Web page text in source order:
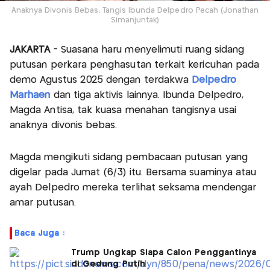
Anaknya Divonis Bebas, Tangis Ibunda Delpedro Pecah (Jonathan
Simanjuntak)
JAKARTA- Suasana haru menyelimuti ruang sidang
putusan perkara penghasutan terkait kericuhan pada
demo Agustus 2025 dengan terdakwa Delpedro
Marhaen dan tiga aktivis lainnya. Ibunda Delpedro,
Magda Antisa, tak kuasa menahan tangisnya usai
anaknya divonis bebas.
Magda mengikuti sidang pembacaan putusan yang
digelar pada Jumat (6/3) itu. Bersama suaminya atau
ayah Delpedro mereka terlihat seksama mendengar
amar putusan.
Baca Juga :
Trump Ungkap Siapa Calon Penggantinya
di Gedung Putih